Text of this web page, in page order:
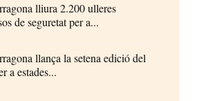
lliura 2.200 ulleres
de seguretat per a...
llança la setena edició del
a estades...